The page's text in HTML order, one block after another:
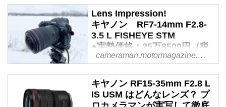
カメラマン
2025年末、キヤノンから魅力的
な大口径単焦点レンズが登場し
た。開放F1.2という大口径であり
ながら重さが350g未満と、現代
の軽さを誇る。この軽さを実現し
た立役者は大口径のプラスチック
Lens Impression!
キヤノン RF7-14mm F2.8-
3.5 L FISHEYE STM
●実勢価格：25万8500円（税
込）
カメラマン
この2月20日にRF14mmと同時発
cameraman.motormagazine.co.jp
キヤノン RF15-35mm F2.8 L
IS USM はどんなレンズ？ プ